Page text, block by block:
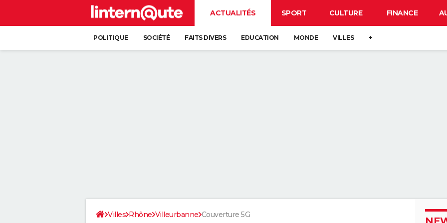
ACTUALITÉS SPORT CULTURE FINANCE
POLITIQUE SOCIÉTÉ FAITS DIVERS EDUCATION MONDE VILLES +
Villes Rhône Villeurbanne Couverture 5G